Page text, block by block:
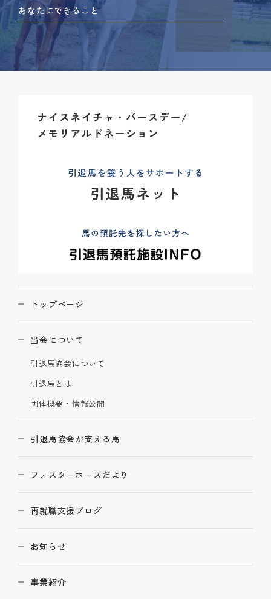
あなたにできること
トップページ
当会について
引退馬協会について
引退馬とは
団体概要・情報公開
引退馬協会が支える馬
フォスターホースだより
再就職支援ブログ
お知らせ
事業紹介